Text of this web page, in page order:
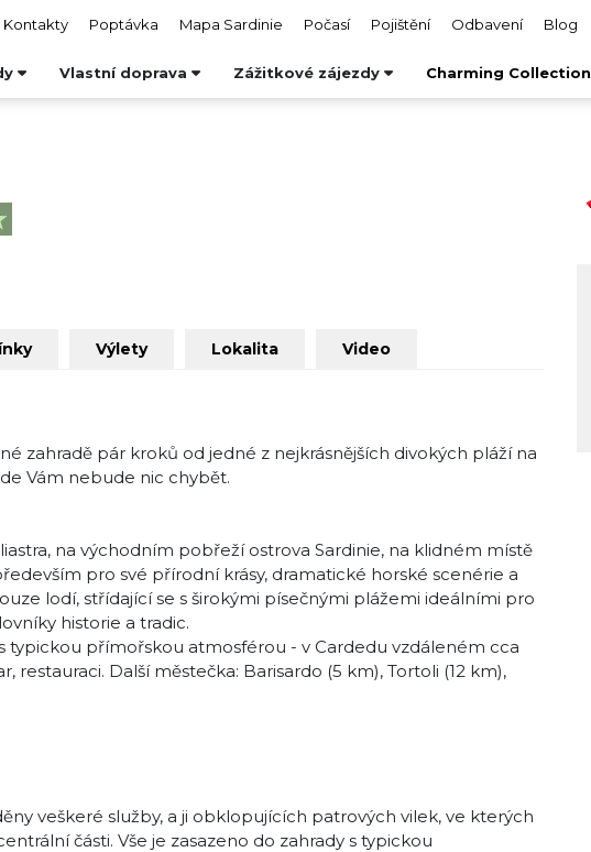
Kontakty Poptávka Mapa Sardinie Počasí Pojištění Odbavení Blog
Vlastní doprava Zážitkové zájezdy Charming Collection
Výlety Lokalita Video
zahradě pár kroků od jedné z nejkrásnějších divokých pláží na
Vám nebude nic chybět.
na východním pobřeží ostrova Sardinie, na klidném místě
pro své přírodní krásy, dramatické horské scenérie a
lodí, střídající se s širokými písečnými plážemi ideálními pro
historie a tradic.
typickou přímořskou atmosférou - v Cardedu vzdáleném cca
Další městečka: Barisardo (5 km), Tortoli (12 km),
veškeré služby, a ji obklopujících patrových vilek, ve kterých
části. Vše je zasazeno do zahrady s typickou